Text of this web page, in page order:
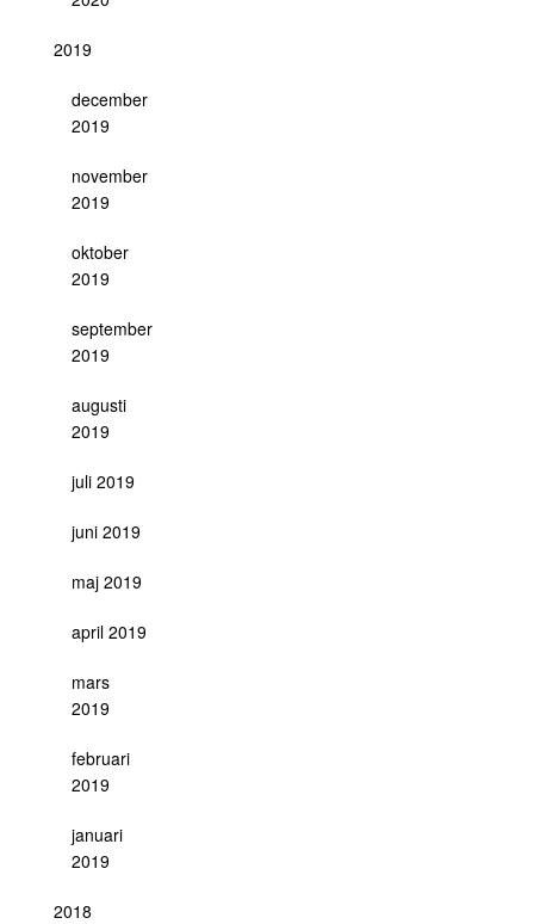
2019
december
2019
november
2019
oktober
2019
september
2019
augusti
2019
juli 2019
juni 2019
maj 2019
april 2019
mars
2019
februari
2019
januari
2019
2018